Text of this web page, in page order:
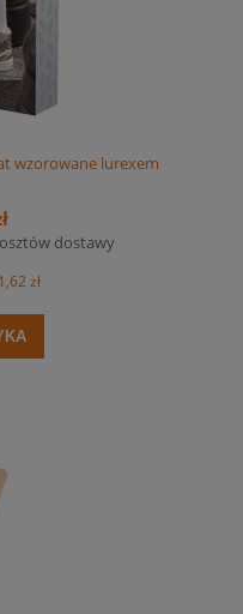
wzorowane lurexem
dostawy
zł